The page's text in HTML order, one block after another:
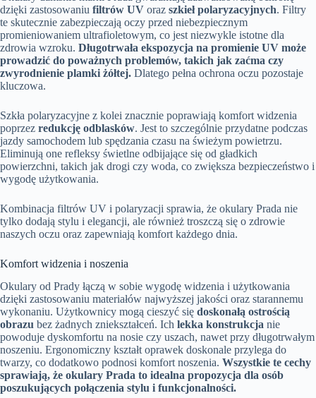
dzięki zastosowaniu filtrów UV oraz szkieł polaryzacyjnych. Filtry
te skutecznie zabezpieczają oczy przed niebezpiecznym
promieniowaniem ultrafioletowym, co jest niezwykle istotne dla
zdrowia wzroku. Długotrwała ekspozycja na promienie UV może
prowadzić do poważnych problemów, takich jak zaćma czy
zwyrodnienie plamki żółtej. Dlatego pełna ochrona oczu pozostaje
kluczowa.
Szkła polaryzacyjne z kolei znacznie poprawiają komfort widzenia
poprzez redukcję odblasków. Jest to szczególnie przydatne podczas
jazdy samochodem lub spędzania czasu na świeżym powietrzu.
Eliminują one refleksy świetlne odbijające się od gładkich
powierzchni, takich jak drogi czy woda, co zwiększa bezpieczeństwo i
wygodę użytkowania.
Kombinacja filtrów UV i polaryzacji sprawia, że okulary Prada nie
tylko dodają stylu i elegancji, ale również troszczą się o zdrowie
naszych oczu oraz zapewniają komfort każdego dnia.
Komfort widzenia i noszenia
Okulary od Prady łączą w sobie wygodę widzenia i użytkowania
dzięki zastosowaniu materiałów najwyższej jakości oraz starannemu
wykonaniu. Użytkownicy mogą cieszyć się doskonałą ostrością
obrazu bez żadnych zniekształceń. Ich lekka konstrukcja nie
powoduje dyskomfortu na nosie czy uszach, nawet przy długotrwałym
noszeniu. Ergonomiczny kształt oprawek doskonale przylega do
twarzy, co dodatkowo podnosi komfort noszenia. Wszystkie te cechy
sprawiają, że okulary Prada to idealna propozycja dla osób
poszukujących połączenia stylu i funkcjonalności.